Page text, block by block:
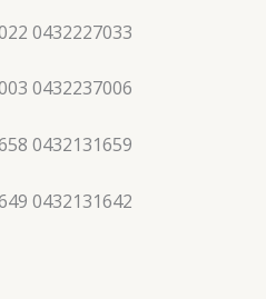
0432227033
0432237006
0432131659
0432131642